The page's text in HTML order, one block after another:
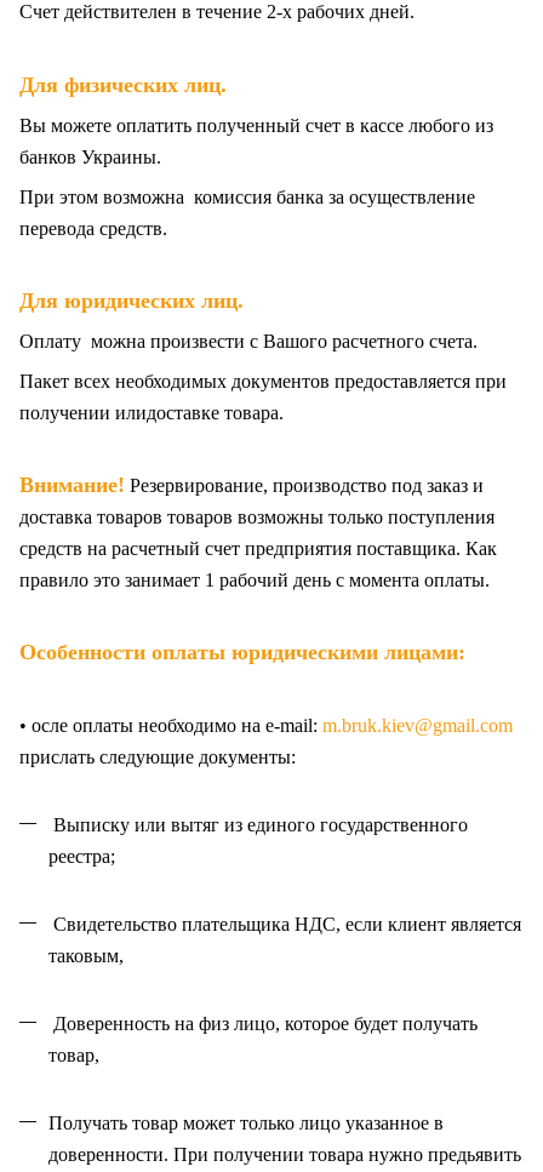
Счет действителен в течение 2-х рабочих дней.
Для физических лиц.
Вы можете оплатить полученный счет в кассе любого из
банков Украины.
При этом возможна комиссия банка за осуществление
перевода средств.
Для юридических лиц.
Оплату можна произвести с Вашого расчетного счета.
Пакет всех необходимых документов предоставляется при
получении илидоставке товара.
Внимание! Резервирование, производство под заказ и
доставка товаров товаров возможны только поступления
средств на расчетный счет предприятия поставщика. Как
правило это занимает 1 рабочий день с момента оплаты.
Особенности оплаты юридическими лицами:
• осле оплаты необходимо на e-mail: m.bruk.kiev@gmail.com
прислать следующие документы:
Выписку или вытяг из единого государственного
реестра;
Свидетельство плательщика НДС, если клиент является
таковым,
Доверенность на физ лицо, которое будет получать
товар,
Получать товар может только лицо указанное в
доверенности. При получении товара нужно предьявить